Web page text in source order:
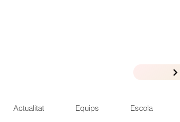
Actualitat Equips Escola